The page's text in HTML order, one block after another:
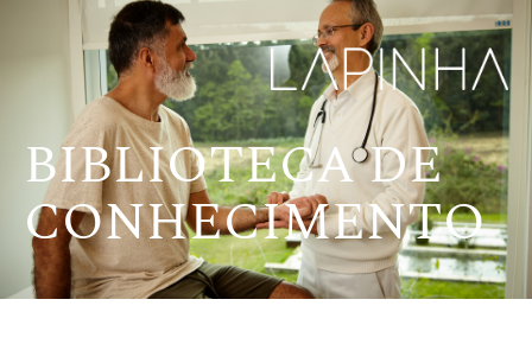
BIBLIOTECA DE
CONHECIMENTO